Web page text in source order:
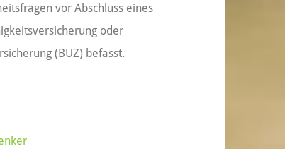
vor Abschluss eines
oder
(BUZ) befasst.